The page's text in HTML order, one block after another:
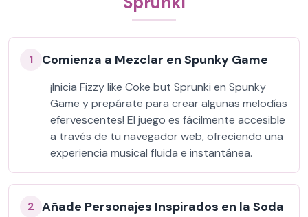
1 Comienza a Mezclar en Spunky Game
¡Inicia Fizzy like Coke but Sprunki en Spunky
Game y prepárate para crear algunas melodías
efervescentes! El juego es fácilmente accesible
a través de tu navegador web, ofreciendo una
experiencia musical fluida e instantánea.
2 Añade Personajes Inspirados en la Soda